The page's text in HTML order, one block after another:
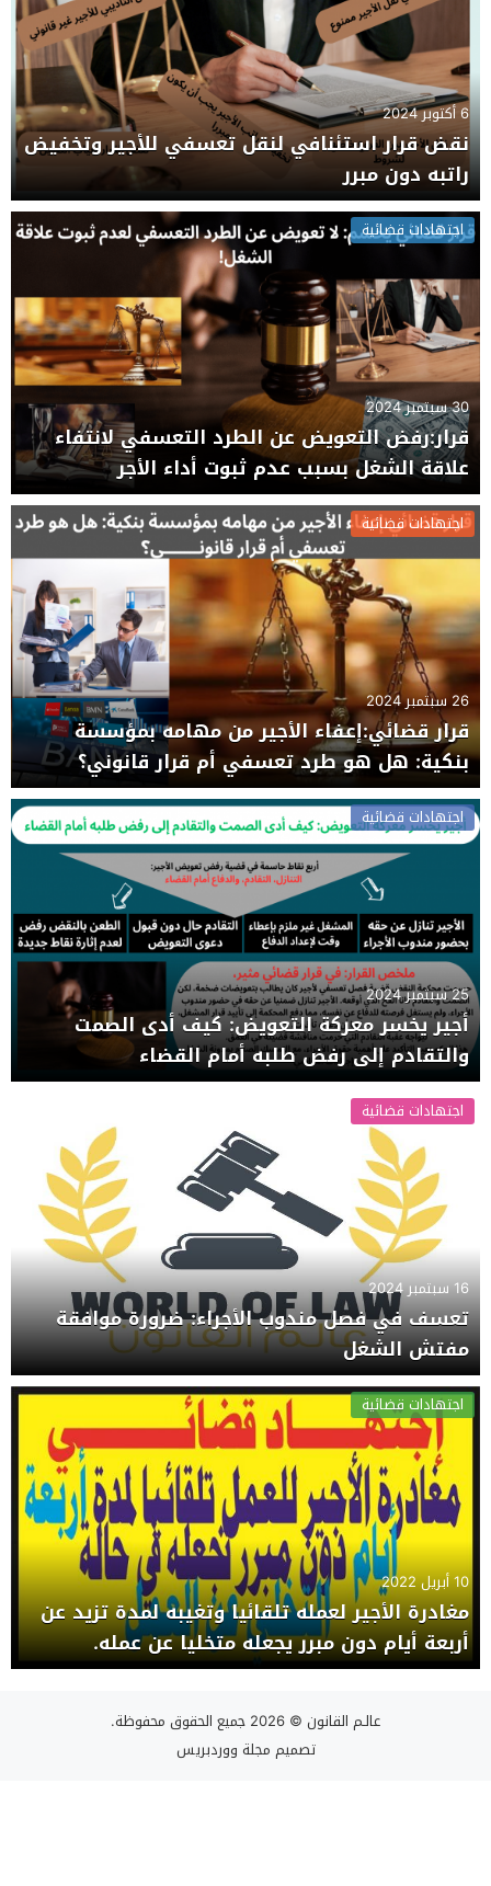
6 أكتوبر 2024
نقض قرار استئنافي لنقل تعسفي للأجير وتخفيض
راتبه دون مبرر
اجتهادات قضائية
30 سبتمبر 2024
قرار:رفض التعويض عن الطرد التعسفي لانتفاء
علاقة الشغل بسبب عدم ثبوت أداء الأجر
اجتهادات قضائية
26 سبتمبر 2024
قرار قضائي:إعفاء الأجير من مهامه بمؤسسة
بنكية: هل هو طرد تعسفي أم قرار قانوني؟
اجتهادات قضائية
25 سبتمبر 2024
أجير يخسر معركة التعويض: كيف أدى الصمت
والتقادم إلى رفض طلبه أمام القضاء
اجتهادات قضائية
16 سبتمبر 2024
تعسف في فصل مندوب الأجراء: ضرورة موافقة
مفتش الشغل
اجتهادات قضائية
10 أبريل 2022
مغادرة الأجير لعمله تلقائيا وتغيبه لمدة تزيد عن
أربعة أيام دون مبرر يجعله متخليا عن عمله.
عالـم القانون © 2026 جميع الحقوق محفوظة.
تصميم مجلة ووردبريس